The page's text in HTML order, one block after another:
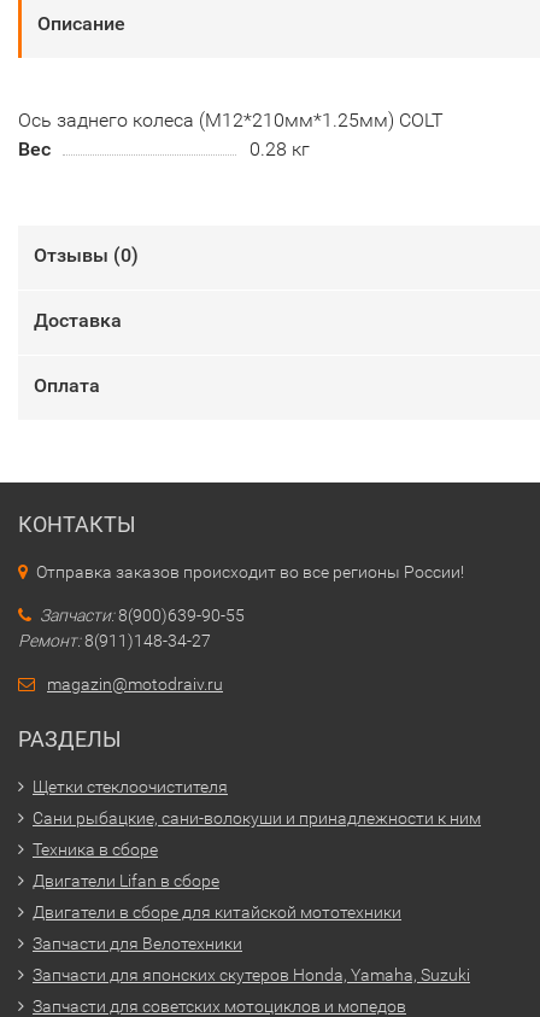
Описание
Ось заднего колеса (М12*210мм*1.25мм) COLT
Вес
0.28 кг
Отзывы (0)
Доставка
Оплата
КОНТАКТЫ
Отправка заказов происходит во все регионы России!
Запчасти:8(900)639-90-55
Ремонт:8(911)148-34-27
magazin@motodraiv.ru
РАЗДЕЛЫ
Щетки стеклоочистителя
Сани рыбацкие, сани-волокуши и принадлежности к ним
Техника в сборе
Двигатели Lifan в сборе
Двигатели в сборе для китайской мототехники
Запчасти для Велотехники
Запчасти для японских скутеров Honda, Yamaha, Suzuki
Запчасти для советских мотоциклов и мопедов